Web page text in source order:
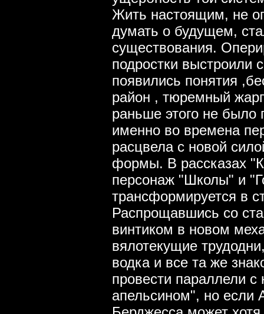
Жить настоящим, не
думать о будущем,
существования.
подростки выстроили
появились понятия
район , тюремный
раньше этого не было
именно во времена
расцвела с новой
формы. В рассказах
персонаж "Школы" и
трансформируется в
Распрощавшись со
винтиком в новом
вялотекущие
водка и все та же
провести параллели
апельсином", но если